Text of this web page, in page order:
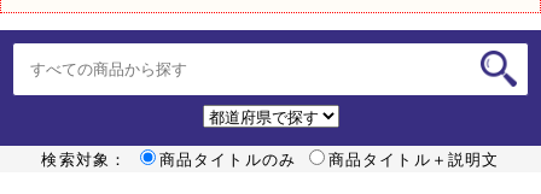
検索対象： 商品タイトルのみ 商品タイトル＋説明文